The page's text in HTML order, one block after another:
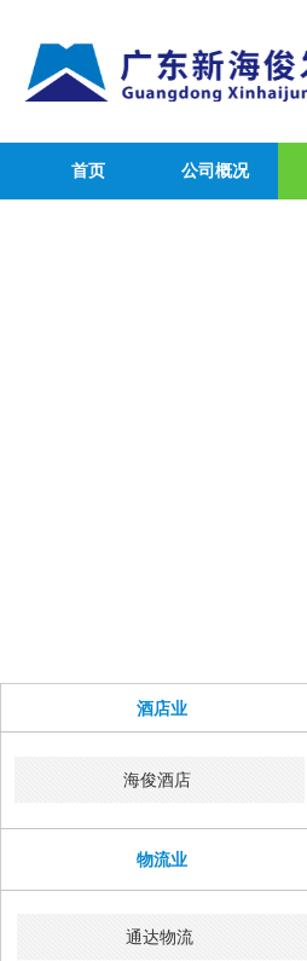
首页 公司概况
酒店业
海俊酒店
物流业
通达物流